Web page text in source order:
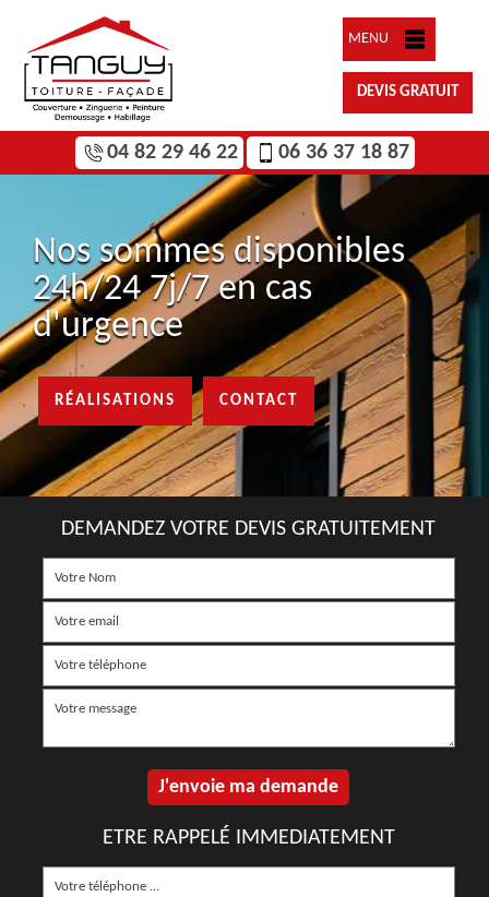
MENU
DEVIS GRATUIT
04 82 29 46 22 06 36 37 18 87
Nos sommes disponibles
24h/24 7j/7 en cas
d'urgence
RÉALISATIONS CONTACT
DEMANDEZ VOTRE DEVIS GRATUITEMENT
ETRE RAPPELÉ IMMEDIATEMENT